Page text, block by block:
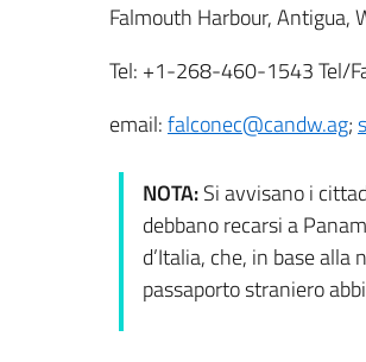
Falmouth Harbour, Antigua,
Tel: +1-268-460-1543 Tel/
email:falconec@candw.ag;
NOTA:Si avvisano i
debbano recarsi a
d’Italia, che, in base
passaporto straniero